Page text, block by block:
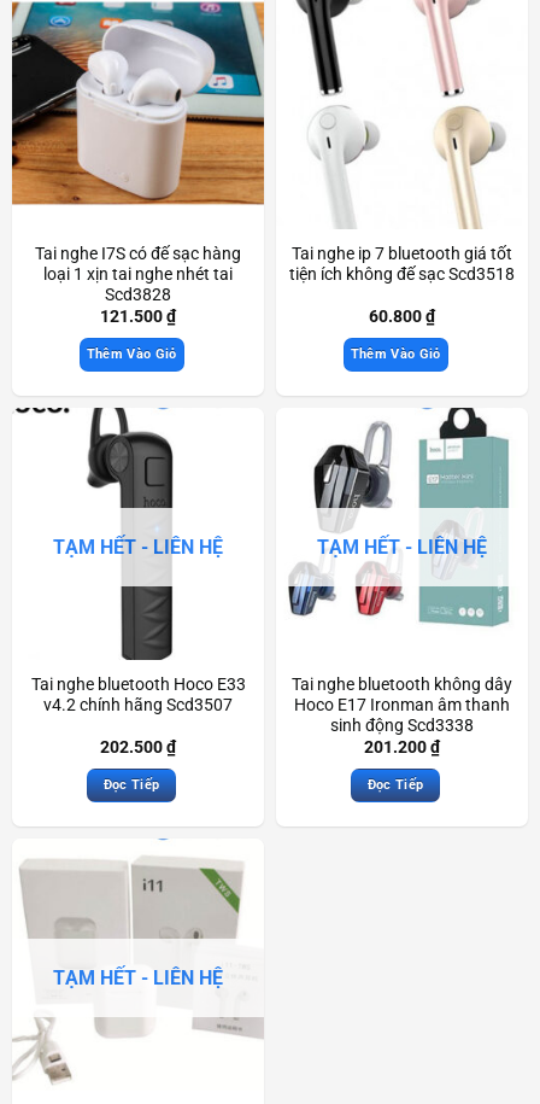
Tai nghe I7S có đế sạc hàng
loại 1 xịn tai nghe nhét tai
Scd3828
121.500₫
Thêm Vào Giỏ
Tai nghe ip 7 bluetooth giá tốt
tiện ích không đế sạc Scd3518
60.800₫
Thêm Vào Giỏ
TẠM HẾT - LIÊN HỆ
Tai nghe bluetooth Hoco E33
v4.2 chính hãng Scd3507
202.500₫
Đọc Tiếp
TẠM HẾT - LIÊN HỆ
Tai nghe bluetooth không dây
Hoco E17 Ironman âm thanh
sinh động Scd3338
201.200₫
Đọc Tiếp
TẠM HẾT - LIÊN HỆ